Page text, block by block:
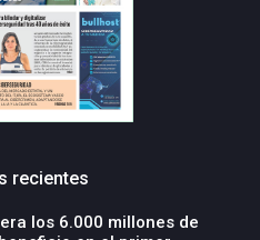
recientes
los 6.000 millones de